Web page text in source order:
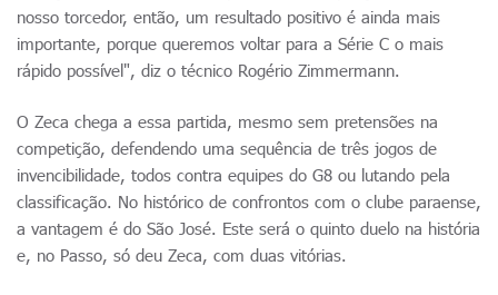
nosso torcedor, então, um resultado positivo é ainda mais
importante, porque queremos voltar para a Série C o mais
rápido possível", diz o técnico Rogério Zimmermann.
O Zeca chega a essa partida, mesmo sem pretensões na
competição, defendendo uma sequência de três jogos de
invencibilidade, todos contra equipes do G8 ou lutando pela
classificação. No histórico de confrontos com o clube paraense,
a vantagem é do São José. Este será o quinto duelo na história
e, no Passo, só deu Zeca, com duas vitórias.